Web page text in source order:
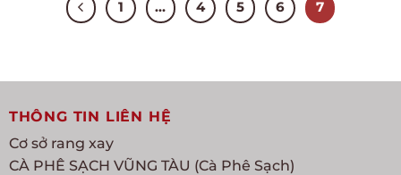
1 … 4 5 6 7
THÔNG TIN LIÊN HỆ
Cơ sở rang xay
CÀ PHÊ SẠCH VŨNG TÀU (Cà Phê Sạch)